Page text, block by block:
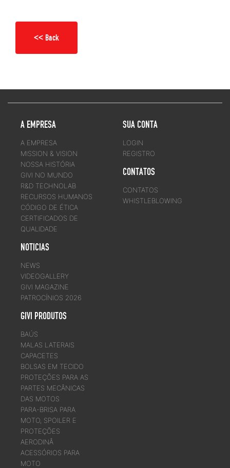
<< Back
A EMPRESA
A EMPRESA
MISSION & VISION
NOSSA HISTÓRIA
GIVI NO MUNDO
R&D TECHNOLAB
RECURSOS HUMANOS
CÓDIGO DE ÉTICA
CERTIFICADOS DE
QUALIDADE
NOTICIAS
NEWS
VIDEOGALLERY
GIVI MAGAZINE
PATROCÍNIOS 2026
GIVI PRODUTOS
BAÚS
MALAS LATERAIS
CAPACETES
BOLSAS EM TECIDO
PROTEÇÕES PARA AS
PARTES MECÂNICAS
DAS MOTOS
PARA-BRISA PARA
MOTO, SPOILER E
PROTEÇÕES
AERODINÂ
ACESSÓRIOS PARA
MOTO
SUA CONTA
LOGIN
REGISTRO
CONTATOS
CONTATOS
WHISTLEBLOWING